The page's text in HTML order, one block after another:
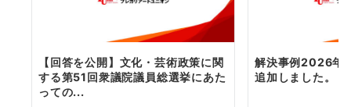
【回答を公開】文化・芸術政策に関
する第51回衆議院議員総選挙にあた
っての...
解決事例2026年
追加しました。